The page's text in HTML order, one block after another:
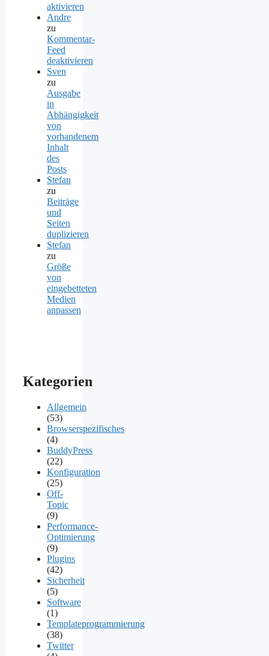
aktivieren
Andre
zu
Kommentar-
Feed
deaktivieren
Sven
zu
Ausgabe
in
Abhängigkeit
von
vorhandenem
Inhalt
des
Posts
Stefan
zu
Beiträge
und
Seiten
duplizieren
Stefan
zu
Größe
von
eingebetteten
Medien
anpassen
Kategorien
Allgemein
(53)
Browserspezifisches
(4)
BuddyPress
(22)
Konfiguration
(25)
Off-
Topic
(9)
Performance-
Optimierung
(9)
Plugins
(42)
Sicherheit
(5)
Software
(1)
Templateprogrammierung
(38)
Twitter